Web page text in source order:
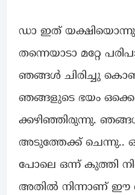
ഡാ ഇത്
തന്നെയാടാ മറ്റേ
ഞങ്ങൾ ചിരിച്ചു
ഞങ്ങളുടെ ഭയം
ക്കഴിഞ്ഞിരുന്നു.
അടുത്തേക്ക് ചെന്നു..
പോലെ ഒന്ന് കുത്തി
അതിൽ നിന്നാണ് ഈ